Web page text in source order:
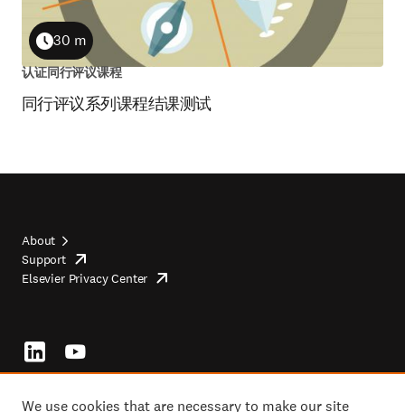
同行评议系列课程结课测试
Duration
30 m
认证同行评议课程
Footer
About
Supportopens
in
Elsevier Privacy Center opens
Footer
socials
We use cookies that are necessary to make our site